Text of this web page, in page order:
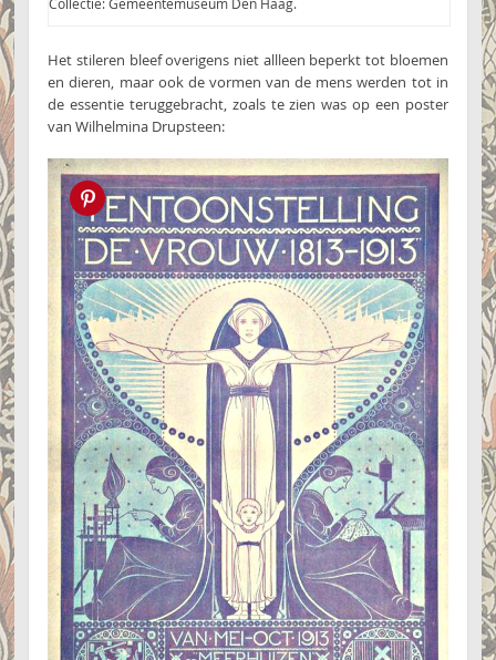
Het stileren bleef overigens niet allleen beperkt tot bloemen
en dieren, maar ook de vormen van de mens werden tot in
de essentie teruggebracht, zoals te zien was op een poster
van Wilhelmina Drupsteen:
Pin this!